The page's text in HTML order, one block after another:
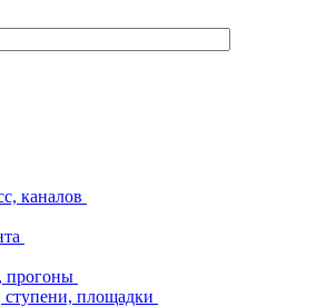
каналов
прогоны
площадки